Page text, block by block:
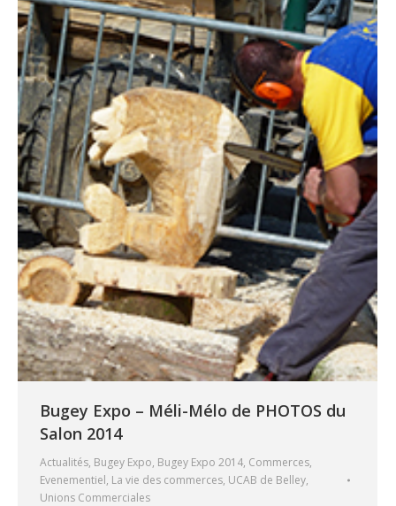
Bugey Expo – Méli-Mélo de PHOTOS du
Salon 2014
Actualités, Bugey Expo, Bugey Expo 2014, Commerces,
Evenementiel, La vie des commerces, UCAB de Belley,
Unions Commerciales